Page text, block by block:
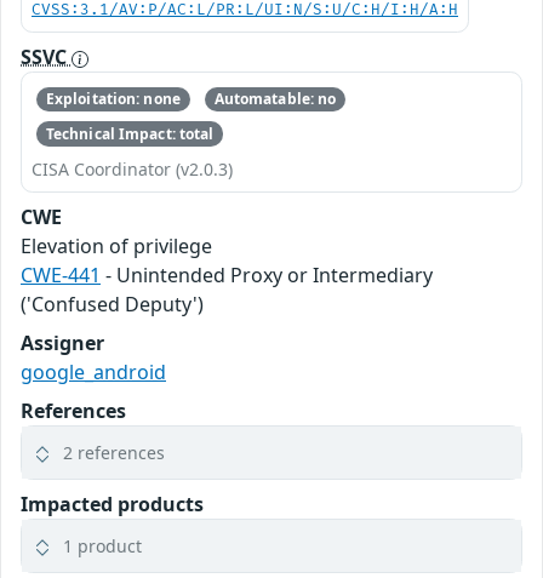
CVSS:3.1/AV:P/AC:L/PR:L/UI:N/S:U/C:H/I:H/A:H
SSVC
Exploitation: none
Automatable: no
Technical Impact: total
CISA Coordinator (v2.0.3)
CWE
Elevation of privilege
CWE-441 - Unintended Proxy or Intermediary
('Confused Deputy')
Assigner
google_android
References
2 references
Impacted products
1 product